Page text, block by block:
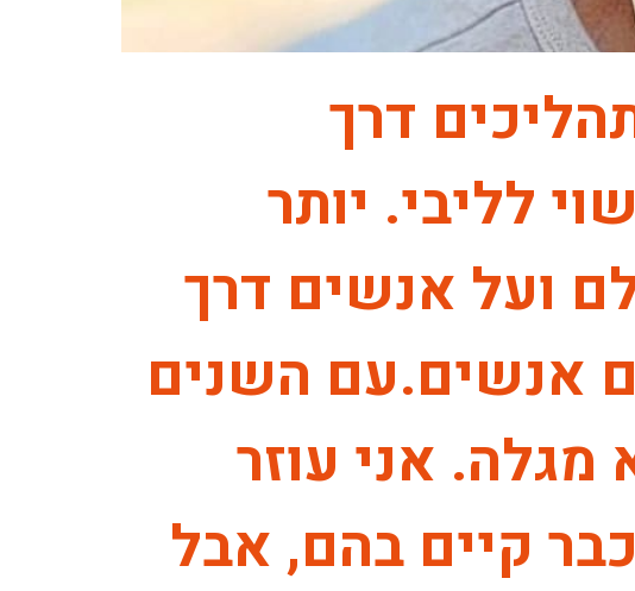
דרך
לליבי. יותר
ועל אנשים דרך
אנשים.עם השנים
אני עוזר
קיים בהם, אבל